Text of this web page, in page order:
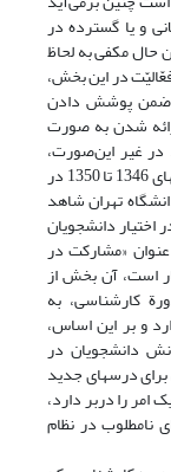
و یا گسترده در
حال مکفی به لحاظ
در این بخش،
ضمن پوشش دادن
شدن به صورت
غیر این‌صورت،
شاهد دو پدیده‌ای خواهیم بود که در کلاسهای سالهای 1346 تا 1350 در
تهران شاهد
دانشجویان
عنوان «مشارکت در
است، آن بخش از
کارشناسی، به
و بر این اساس،
دانشجویان در
درسهای جدید
امر را دربر دارد،
نامطلوب در نظام